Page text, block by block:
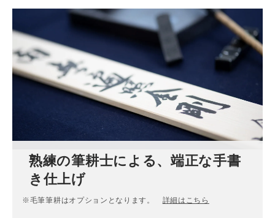
熟練の筆耕士による、端正な手書
き仕上げ
※毛筆筆耕はオプションとなります。 詳細はこちら